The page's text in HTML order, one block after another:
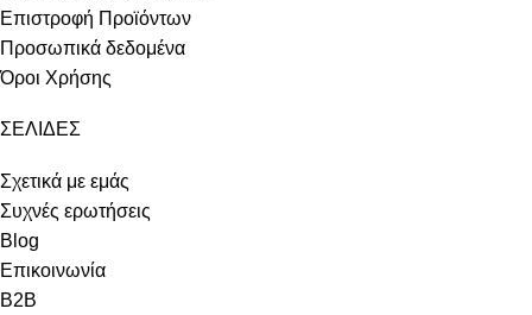
Επιστροφή Προϊόντων
Προσωπικά δεδομένα
Όροι Χρήσης
ΣΕΛΙΔΕΣ
Σχετικά με εμάς
Συχνές ερωτήσεις
Blog
Επικοινωνία
Β2Β